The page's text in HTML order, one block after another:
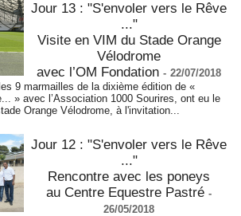
Jour 13 : "S'envoler vers le Rêve
..."
Visite en VIM du Stade Orange
Vélodrome
avec l’OM Fondation - 22/07/2018
9 marmailles de la dixième édition de «
» avec l’Association 1000 Sourires, ont eu le
Orange Vélodrome, à l'invitation...
Jour 12 : "S'envoler vers le Rêve
..."
Rencontre avec les poneys
au Centre Equestre Pastré -
26/05/2018